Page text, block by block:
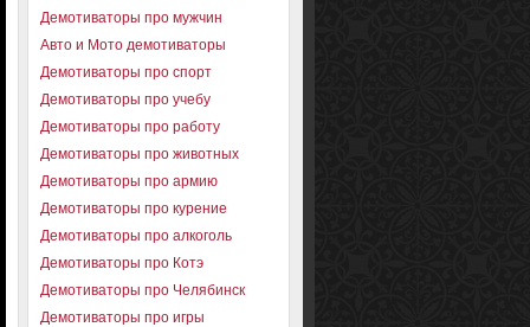
Демотиваторы про мужчин
Авто и Мото демотиваторы
Демотиваторы про спорт
Демотиваторы про учебу
Демотиваторы про работу
Демотиваторы про животных
Демотиваторы про армию
Демотиваторы про курение
Демотиваторы про алкоголь
Демотиваторы про Котэ
Демотиваторы про Челябинск
Демотиваторы про игры